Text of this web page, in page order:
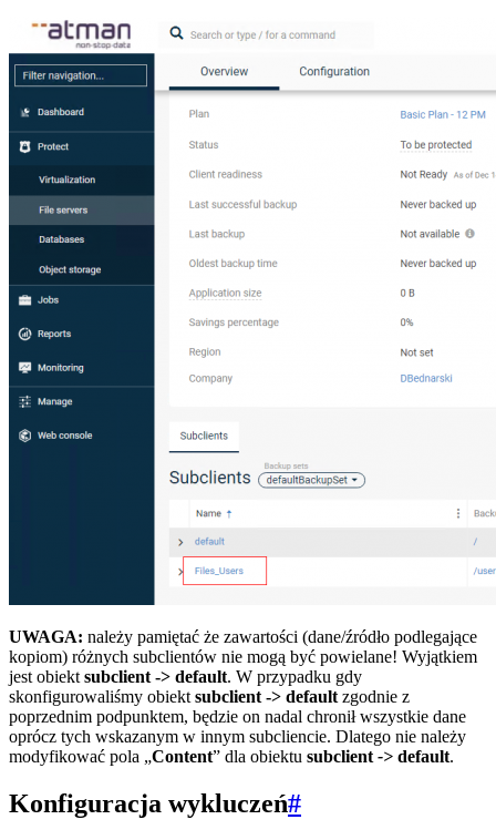
UWAGA: należy pamiętać że zawartości (dane/źródło podlegające
kopiom) różnych subclientów nie mogą być powielane! Wyjątkiem
jest obiekt subclient -> default. W przypadku gdy
skonfigurowaliśmy obiekt subclient -> default zgodnie z
poprzednim podpunktem, będzie on nadal chronił wszystkie dane
oprócz tych wskazanym w innym subcliencie. Dlatego nie należy
modyfikować pola „Content” dla obiektu subclient -> default.
Konfiguracja wykluczeń#